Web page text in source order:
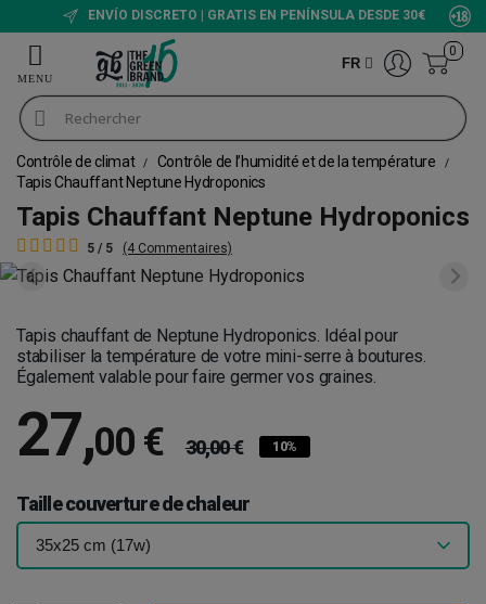
ENVÍO DISCRETO | GRATIS EN PENÍNSULA DESDE 30€
FR
0
Contrôle de climat
Contrôle de l’humidité et de la température
Tapis Chauffant Neptune Hydroponics
Tapis Chauffant Neptune Hydroponics
5 / 5 (4 Commentaires)
Tapis chauffant de Neptune Hydroponics. Idéal pour
stabiliser la température de votre mini-serre à boutures.
Également valable pour faire germer vos graines.
27,00 € 30,00 € 10%
Taille couverture de chaleur